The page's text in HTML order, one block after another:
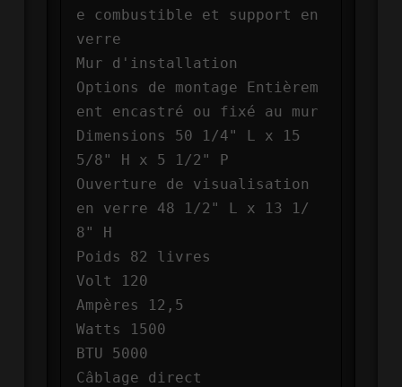
e combustible et support en
verre
Mur d'installation
Options de montage Entièrem
ent encastré ou fixé au mur
Dimensions 50 1/4" L x 15
5/8" H x 5 1/2" P
Ouverture de visualisation
en verre 48 1/2" L x 13 1/
8" H
Poids 82 livres
Volt 120
Ampères 12,5
Watts 1500
BTU 5000
Câblage direct